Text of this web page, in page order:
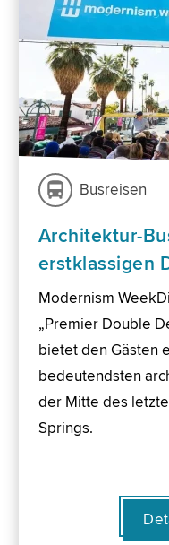
Busreisen
Architektur-
erstklassigen
Modernism
„Premier Double
bietet den Gästen
bedeutendsten
der Mitte des
Springs.